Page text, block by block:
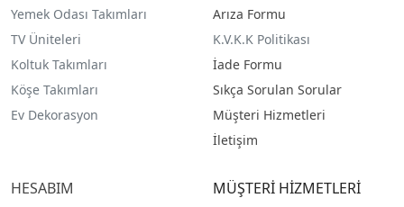
Yemek Odası Takımları
TV Üniteleri
Koltuk Takımları
Köşe Takımları
Ev Dekorasyon
Arıza Formu
K.V.K.K Politikası
İade Formu
Sıkça Sorulan Sorular
Müşteri Hizmetleri
İletişim
HESABIM MÜŞTERİ HİZMETLERİ